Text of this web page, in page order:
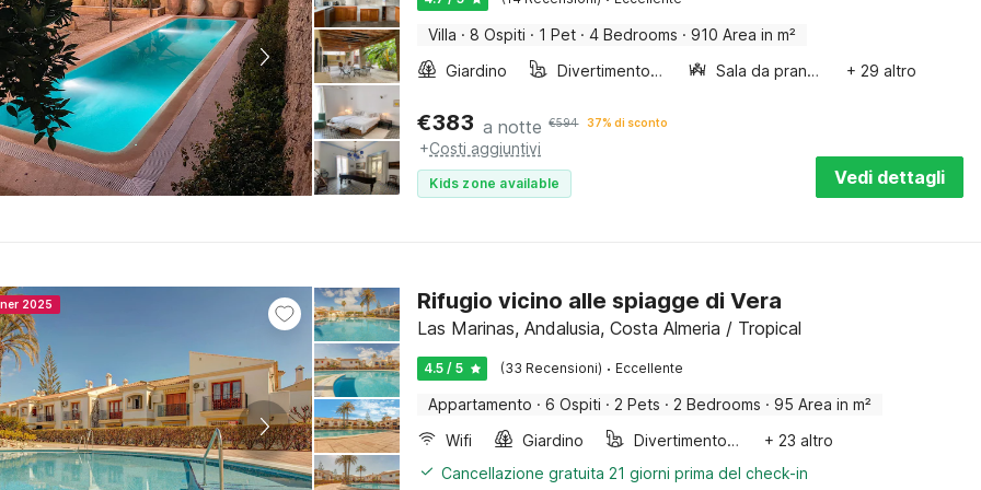
Villa · 8 Ospiti · 1 Pet · 4 Bedrooms · 910 Area in m²
Giardino
Divertimento per bambini Sala da pranzo + 29 altro
€383 a notte €594 37% di sconto
+Costi aggiuntivi
Kids zone available Vedi dettagli
2025 Rifugio vicino alle spiagge di Vera
Las Marinas, Andalusia, Costa Almeria / Tropical
4.5 / 5 (33 Recensioni) · Eccellente
Appartamento · 6 Ospiti · 2 Pets · 2 Bedrooms · 95 Area in m²
Wifi
Giardino Divertimento per bambini
+ 23 altro
Cancellazione gratuita 21 giorni prima del check-in